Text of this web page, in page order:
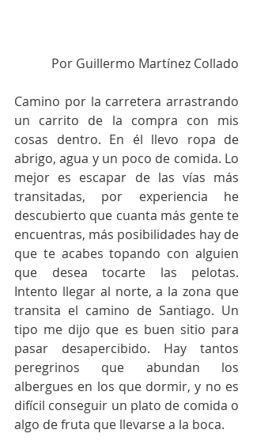
Por Guillermo Martínez Collado
Camino por la carretera arrastrando
un carrito de la compra con mis
cosas dentro. En él llevo ropa de
abrigo, agua y un poco de comida. Lo
mejor es escapar de las vías más
transitadas, por experiencia he
descubierto que cuanta más gente te
encuentras, más posibilidades hay de
que te acabes topando con alguien
que desea tocarte las pelotas.
Intento llegar al norte, a la zona que
transita el camino de Santiago. Un
tipo me dijo que es buen sitio para
pasar desapercibido. Hay tantos
peregrinos que abundan los
albergues en los que dormir, y no es
difícil conseguir un plato de comida o
algo de fruta que llevarse a la boca.